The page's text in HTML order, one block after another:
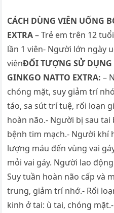
CÁCH DÙNG VIÊN UỐNG
EXTRA– Trẻ em trên 12
lần 1 viên- Người lớn ngày
viênĐỐI TƯỢNG SỬ
GINKGO NATTO EXTRA: –
chóng mặt, suy giảm trí
táo, sa sút trí tuệ, rối loạn
hoàn não.- Người bị sau
bệnh tim mạch.- Người khí
lượng máu đến vùng vai
mỏi vai gáy. Người lao
Suy tuần hoàn não cấp và
trung, giảm trí nhớ.- Rối
kinh ở tai: ù tai, chóng